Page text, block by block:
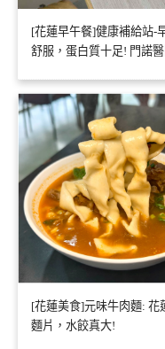
[花蓮早午餐]健康補給站-
舒服，蛋白質十足! 門諾
[花蓮美食]元味牛肉麵: 花
麵片，水餃真大!